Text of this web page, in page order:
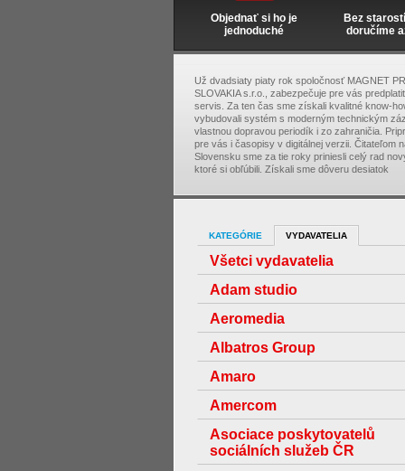
Objednať si ho je
jednoduché
Bez
doručíme
Už dvadsiaty piaty rok spoločnosť MAGNET
SLOVAKIA s.r.o., zabezpečuje pre vás
servis. Za ten čas sme získali kvalitné know-
vybudovali systém s moderným technickým
vlastnou dopravou periodík i zo zahraničia.
pre vás i časopisy v digitálnej verzii. Čitateľom
Slovensku sme za tie roky priniesli celý rad
ktoré si obľúbili. Získali sme dôveru desiatok
KATEGÓRIE VYDAVATELIA
Všetci vydavatelia
Adam studio
Aeromedia
Albatros Group
Amaro
Amercom
Asociace poskytovatelů
sociálních služeb ČR